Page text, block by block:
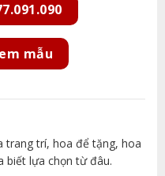
mẫu
trang trí, hoa để tặng, hoa
biết lựa chọn từ đâu.